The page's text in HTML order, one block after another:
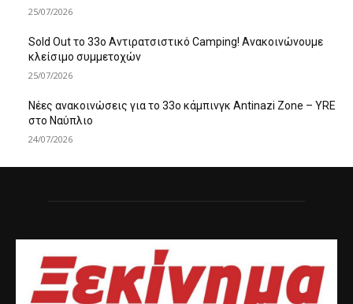
25/07/2026
Sold Out το 33ο Αντιρατσιστικό Camping! Ανακοινώνουμε
κλείσιμο συμμετοχών
25/07/2026
Νέες ανακοινώσεις για το 33ο κάμπινγκ Antinazi Zone – YRE
στο Ναύπλιο
24/07/2026